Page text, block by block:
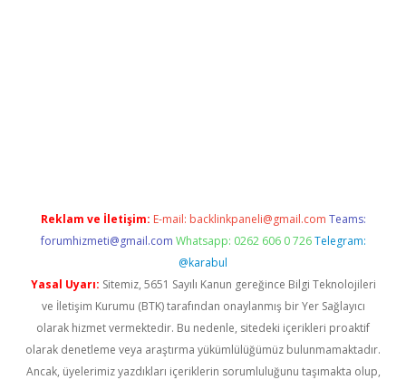
Reklam ve İletişim: E-mail: backlinkpaneli@gmail.com Teams:
forumhizmeti@gmail.com Whatsapp: 0262 606 0 726 Telegram:
@karabul
Yasal Uyarı: Sitemiz, 5651 Sayılı Kanun gereğince Bilgi Teknolojileri
ve İletişim Kurumu (BTK) tarafından onaylanmış bir Yer Sağlayıcı
olarak hizmet vermektedir. Bu nedenle, sitedeki içerikleri proaktif
olarak denetleme veya araştırma yükümlülüğümüz bulunmamaktadır.
Ancak, üyelerimiz yazdıkları içeriklerin sorumluluğunu taşımakta olup,